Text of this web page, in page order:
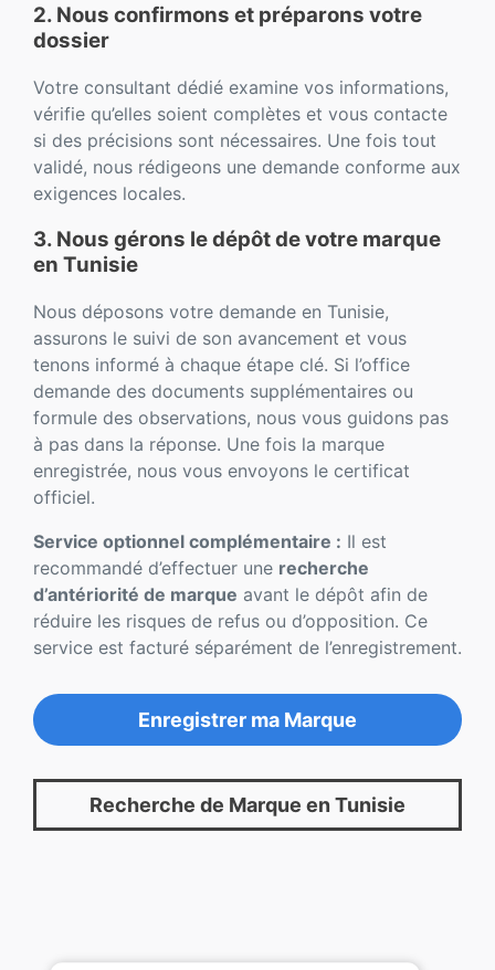
2. Nous confirmons et préparons votre
dossier
Votre consultant dédié examine vos informations,
vérifie qu’elles soient complètes et vous contacte
si des précisions sont nécessaires. Une fois tout
validé, nous rédigeons une demande conforme aux
exigences locales.
3. Nous gérons le dépôt de votre marque
en Tunisie
Nous déposons votre demande en Tunisie,
assurons le suivi de son avancement et vous
tenons informé à chaque étape clé. Si l’office
demande des documents supplémentaires ou
formule des observations, nous vous guidons pas
à pas dans la réponse. Une fois la marque
enregistrée, nous vous envoyons le certificat
officiel.
Service optionnel complémentaire : Il est
recommandé d’effectuer une recherche
d’antériorité de marque avant le dépôt afin de
réduire les risques de refus ou d’opposition. Ce
service est facturé séparément de l’enregistrement.
Enregistrer ma Marque
Recherche de Marque en Tunisie